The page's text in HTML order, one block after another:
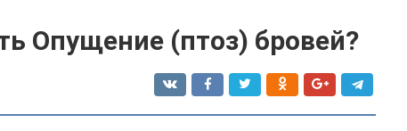
Опущение (птоз) бровей?